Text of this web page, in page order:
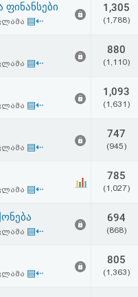
ფინანსები
▤⇠
1,305
(1,788)
▤⇠
880
(1,110)
▤⇠
1,093
(1,631)
▤⇠
747
(945)
▤⇠
785
(1,027)
▤⇠
694
(868)
▤⇠
805
(1,363)